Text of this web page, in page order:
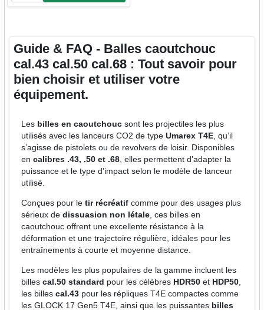
Guide & FAQ - Balles caoutchouc
cal.43 cal.50 cal.68 : Tout savoir pour
bien choisir et utiliser votre
équipement.
Les billes en caoutchouc sont les projectiles les plus
utilisés avec les lanceurs CO2 de typeUmarex T4E, qu’il
s’agisse de pistolets ou de revolvers de loisir. Disponibles
encalibres .43, .50 et .68, elles permettent d’adapter la
puissance et le type d’impact selon le modèle de lanceur
utilisé.
Conçues pour letir récréatif comme pour des usages plus
sérieux dedissuasion non létale, ces billes en
caoutchouc offrent une excellente résistance à la
déformation et une trajectoire régulière, idéales pour les
entraînements à courte et moyenne distance.
Les modèles les plus populaires de la gamme incluent les
billescal.50 standard pour les célèbres HDR50 et HDP50
les billescal.43 pour les répliques T4E compactes comme
les GLOCK 17 Gen5 T4E, ainsi que les puissantes billes